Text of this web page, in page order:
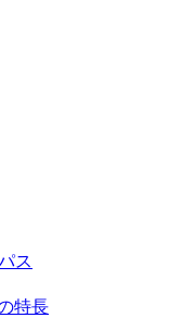
ス
特長